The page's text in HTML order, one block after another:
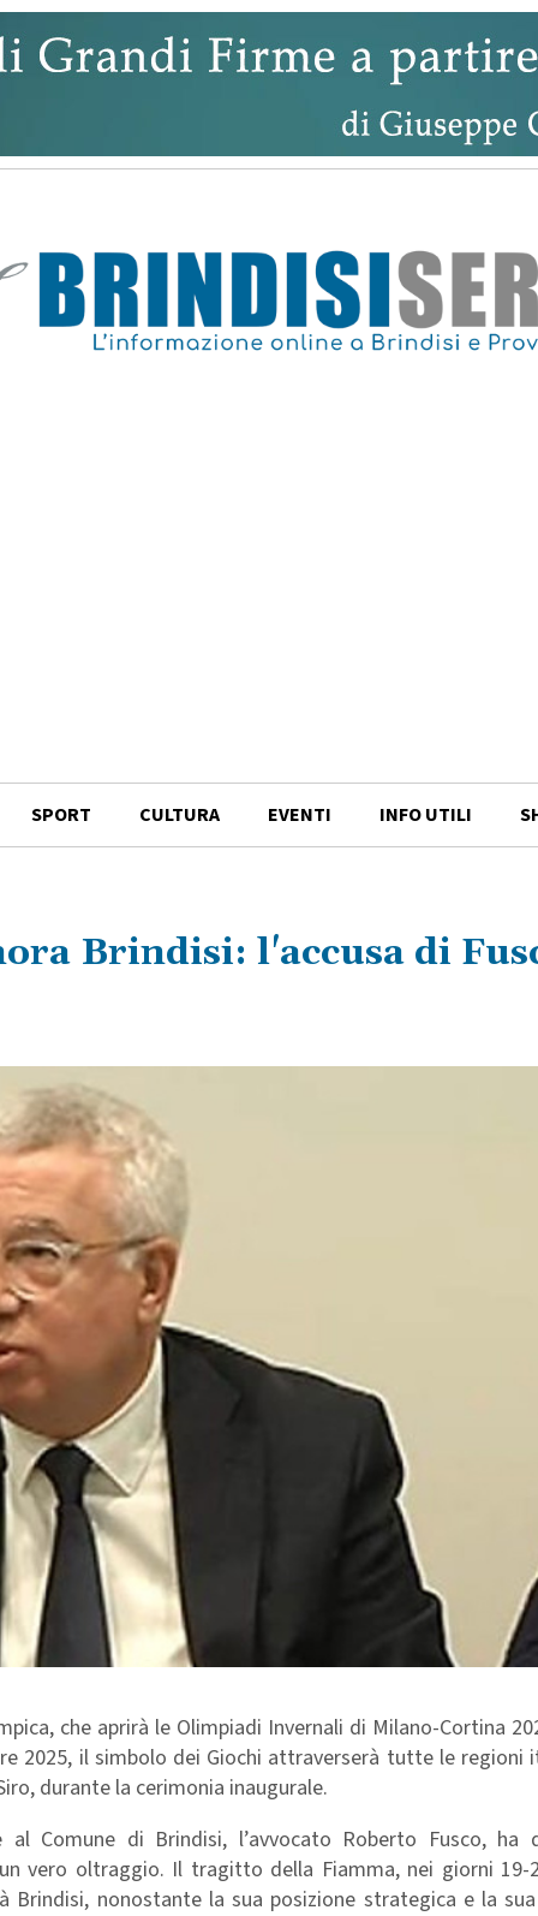
SPORT CULTURA EVENTI INFO UTILI
Brindisi: l'accusa di
che aprirà le Olimpiadi Invernali di Milano-Cortina
2025, il simbolo dei Giochi attraverserà tutte le regioni
durante la cerimonia inaugurale.
Comune di Brindisi, l’avvocato Roberto Fusco, ha
vero oltraggio. Il tragitto della Fiamma, nei giorni 19-
Brindisi, nonostante la sua posizione strategica e la